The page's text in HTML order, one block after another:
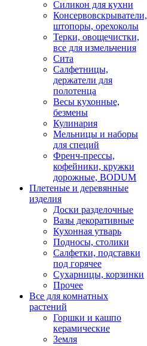
Силикон для кухни
Консервовскрыватели,
штопоры, орехоколы
Терки, овощечистки,
все для измельчения
Сита
Салфетницы,
держатели для
полотенца
Весы кухонные,
безмены
Кулинария
Мельницы и наборы
для специй
Френч-прессы,
кофейники, кружки
дорожные, BODUM
Плетеные и деревянные
изделия
Доски разделочные
Вазы декоративные
Кухонная утварь
Подносы, столики
Салфетки, подставки
под горячее
Сухарницы, корзинки
Прочее
Все для комнатных
растений
Горшки и кашпо
керамические
Земля